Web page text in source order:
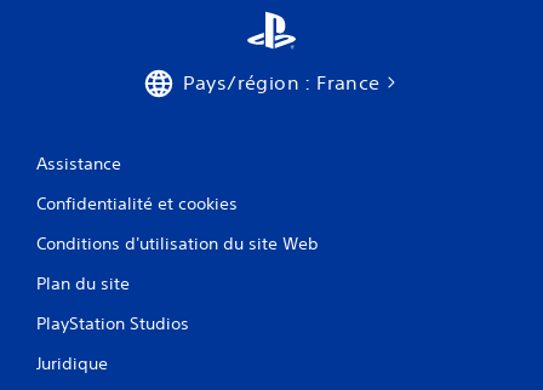
Pays/région : France
Assistance
Confidentialité et cookies
Conditions d'utilisation du site Web
Plan du site
PlayStation Studios
Juridique